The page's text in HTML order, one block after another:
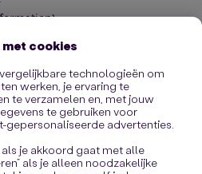
.
cookies
technologieën om
werken, je ervaring te
te verzamelen en, met jouw
te gebruiken voor
gepersonaliseerde advertenties.
als je akkoord gaat met alle
als je alleen noodzakelijke